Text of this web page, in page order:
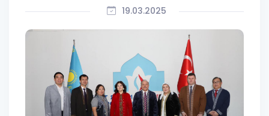
19.03.2025